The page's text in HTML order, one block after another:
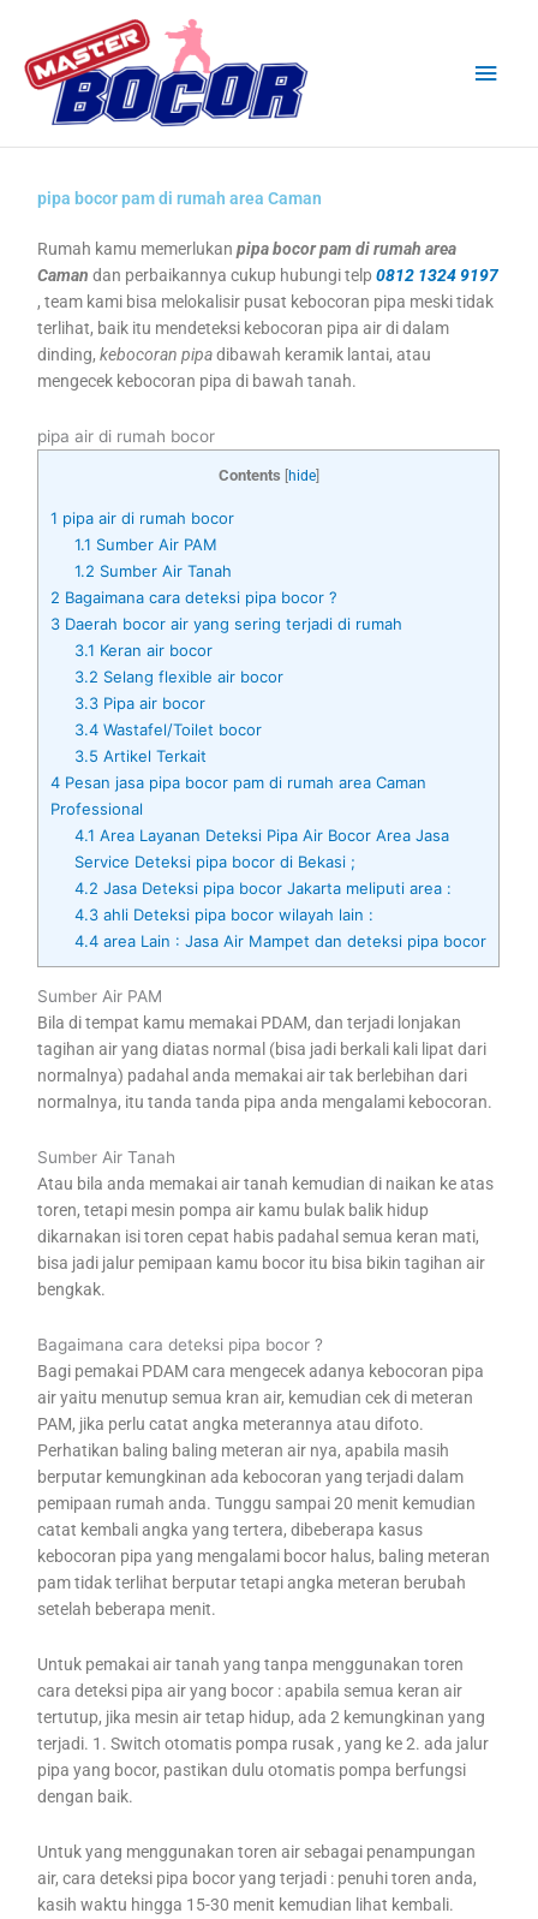
content
pipa bocor pam di rumah area Caman
Rumah kamu memerlukan pipa bocor pam di rumah area
Caman dan perbaikannya cukup hubungi telp 0812 1324 9197
, team kami bisa melokalisir pusat kebocoran pipa meski tidak
terlihat, baik itu mendeteksi kebocoran pipa air di dalam
dinding,kebocoran pipadibawah keramik lantai, atau
mengecek kebocoran pipa di bawah tanah.
pipa air di rumah bocor
Contents [hide]
1 pipa air di rumah bocor
1.1 Sumber Air PAM
1.2 Sumber Air Tanah
2 Bagaimana cara deteksi pipa bocor ?
3 Daerah bocor air yang sering terjadi di rumah
3.1 Keran air bocor
3.2 Selang flexible air bocor
3.3Pipa air bocor
3.4Wastafel/Toilet bocor
3.5 Artikel Terkait
4 Pesan jasa pipa bocor pam di rumah area Caman
Professional
4.1 Area Layanan Deteksi Pipa Air Bocor Area Jasa
Service Deteksi pipa bocor di Bekasi ;
4.2 Jasa Deteksi pipa bocor Jakarta meliputi area :
4.3ahli Deteksi pipa bocor wilayah lain :
4.4area Lain : Jasa Air Mampet dan deteksi pipa bocor
Sumber Air PAM
Bila di tempat kamu memakai PDAM, dan terjadi lonjakan
tagihan air yang diatas normal (bisa jadi berkali kali lipat dari
normalnya) padahal anda memakai air tak berlebihan dari
normalnya, itu tanda tanda pipa anda mengalami kebocoran.
Sumber Air Tanah
Atau bila anda memakai air tanah kemudian di naikan ke atas
toren, tetapi mesin pompa air kamu bulak balik hidup
dikarnakan isi toren cepat habis padahal semua keran mati,
bisa jadi jalur pemipaan kamu bocor itu bisa bikin tagihan air
bengkak.
Bagaimana cara deteksi pipa bocor ?
Bagi pemakai PDAM cara mengecek adanya kebocoran pipa
air yaitu menutup semua kran air, kemudian cek di meteran
PAM, jika perlu catat angka meterannya atau difoto.
Perhatikan baling baling meteran air nya, apabila masih
berputar kemungkinan ada kebocoran yang terjadi dalam
pemipaan rumah anda. Tunggu sampai 20 menit kemudian
catat kembali angka yang tertera, dibeberapa kasus
kebocoran pipa yang mengalami bocor halus, baling meteran
pam tidak terlihat berputar tetapi angka meteran berubah
setelah beberapa menit.
Untuk pemakai air tanah yang tanpa menggunakan toren
cara deteksi pipa air yang bocor : apabila semua keran air
tertutup, jika mesin air tetap hidup, ada 2 kemungkinan yang
terjadi. 1. Switch otomatis pompa rusak , yang ke 2. ada jalur
pipa yang bocor, pastikan dulu otomatis pompa berfungsi
dengan baik.
Untuk yang menggunakan toren air sebagai penampungan
air, cara deteksi pipa bocor yang terjadi : penuhi toren anda,
kasih waktu hingga 15-30 menit kemudian lihat kembali.